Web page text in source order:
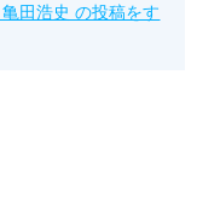
田浩史 の投稿をす